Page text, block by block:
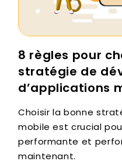
8 règles pour
stratégie de
d’applications
Choisir la bonne
mobile est crucial
performante et
maintenant.